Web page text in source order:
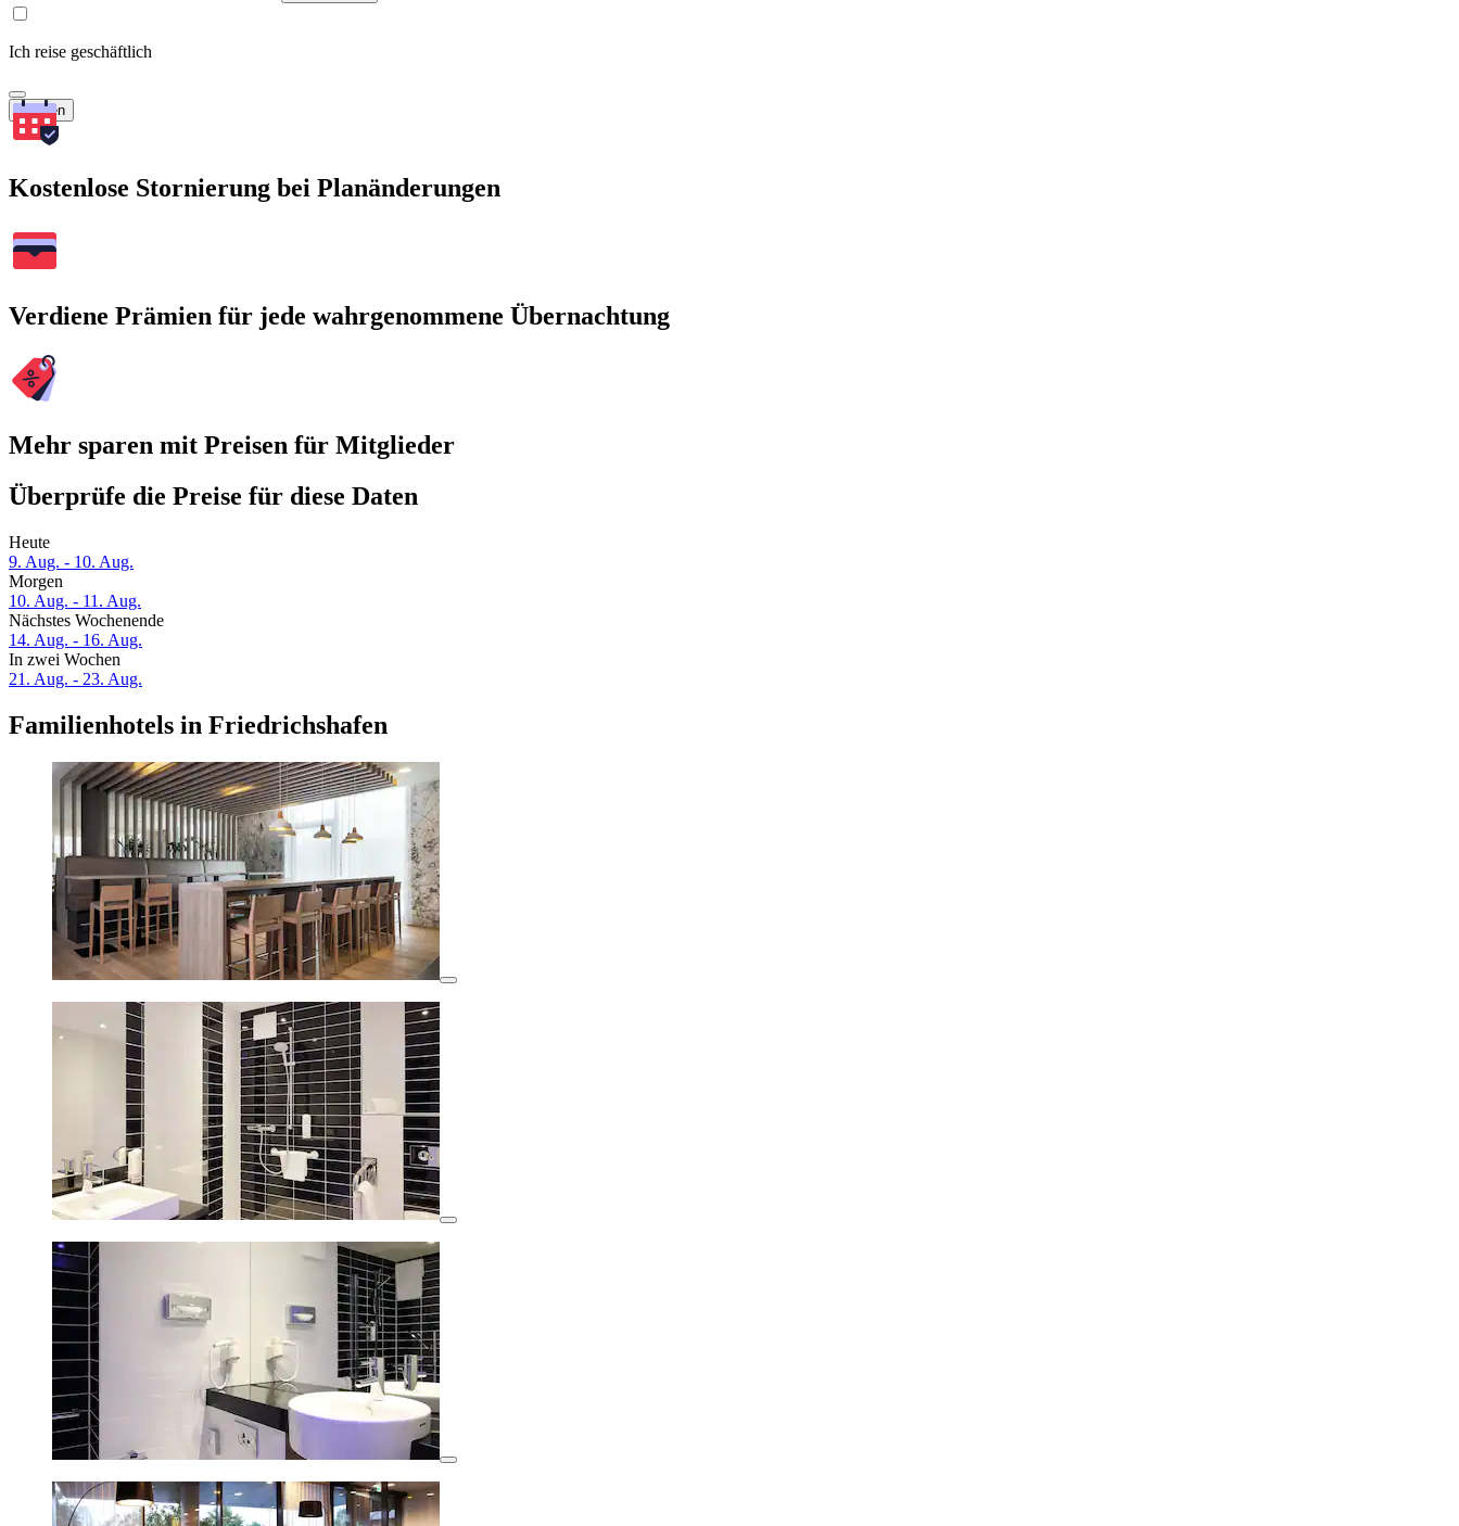
Ich reise geschäftlich
Suchen
Kostenlose Stornierung bei Planänderungen
Verdiene Prämien für jede wahrgenommene Übernachtung
Mehr sparen mit Preisen für Mitglieder
Überprüfe die Preise für diese Daten
Heute
9. Aug. - 10. Aug.
Morgen
10. Aug. - 11. Aug.
Nächstes Wochenende
14. Aug. - 16. Aug.
In zwei Wochen
21. Aug. - 23. Aug.
Familienhotels in Friedrichshafen